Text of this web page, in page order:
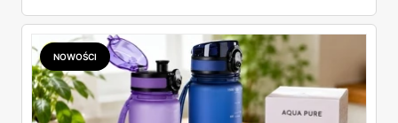
znalazłam, z cenami i terminami.
NOWOŚCI